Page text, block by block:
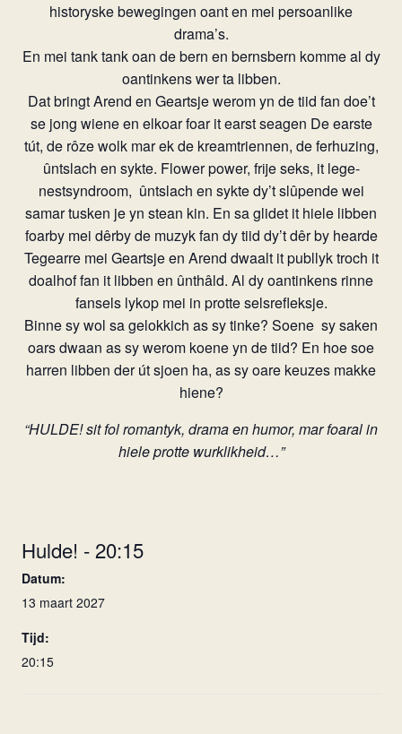
historyske bewegingen oant en mei persoanlike
drama’s.
En mei tank tank oan de bern en bernsbern komme al dy
oantinkens wer ta libben.
Dat bringt Arend en Geartsje werom yn de tiid fan doe’t
se jong wiene en elkoar foar it earst seagen De earste
tút, de rôze wolk mar ek de kreamtriennen, de ferhuzing,
ûntslach en sykte. Flower power, frije seks, it lege-
nestsyndroom, ûntslach en sykte dy’t slûpende wei
samar tusken je yn stean kin. En sa glidet it hiele libben
foarby mei dêrby de muzyk fan dy tiid dy’t dêr by hearde
Tegearre mei Geartsje en Arend dwaalt it publlyk troch it
doalhof fan it libben en ûnthâld. Al dy oantinkens rinne
fansels lykop mei in protte selsrefleksje.
Binne sy wol sa gelokkich as sy tinke? Soene sy saken
oars dwaan as sy werom koene yn de tiid? En hoe soe
harren libben der út sjoen ha, as sy oare keuzes makke
hiene?
“HULDE! sit fol romantyk, drama en humor, mar foaral in
hiele protte wurklikheid…”
Hulde! - 20:15
Datum:
13 maart 2027
Tijd:
20:15